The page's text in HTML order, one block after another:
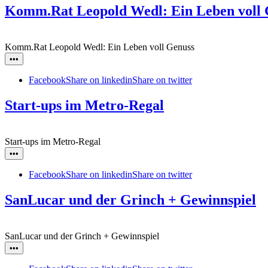
Komm.Rat Leopold Wedl: Ein Leben voll
Komm.Rat Leopold Wedl: Ein Leben voll Genuss
•••
FacebookShare on linkedinShare on twitter
Start-ups im Metro-Regal
Start-ups im Metro-Regal
•••
FacebookShare on linkedinShare on twitter
SanLucar und der Grinch + Gewinnspiel
SanLucar und der Grinch + Gewinnspiel
•••